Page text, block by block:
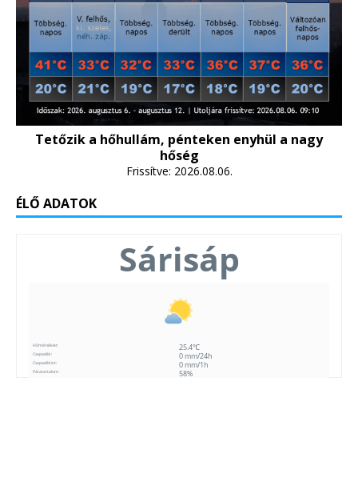
Tetőzik a hőhullám, pénteken enyhül a nagy
hőség
Frissítve: 2026.08.06.
ÉLŐ ADATOK